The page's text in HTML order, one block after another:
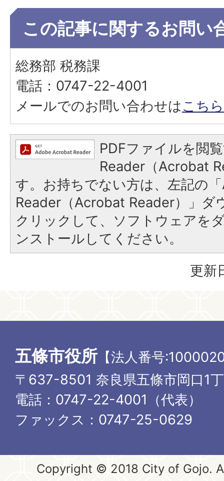
この記事に関するお問い
総務部 税務課
電話：0747-22-4001
メールでのお問い合わせはこちら
PDFファイルを閲
Reader（Acrobat
す。お持ちでない方は、左記の
Reader（Acrobat Reader）」ダ
クリックして、ソフトウェアを
ンストールしてください。
更新
五條市役所 【法人番号
〒637-8501 奈良県五條市岡口1
電話：0747-22-4001（代表）
ファックス：0747-25-0629
Copyright © 2018 City of Gojo.